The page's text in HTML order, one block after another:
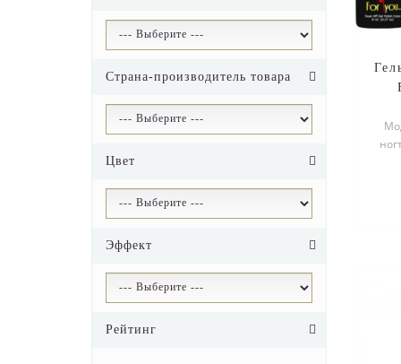
Страна-производитель товара
Цвет
Эффект
Рейтинг